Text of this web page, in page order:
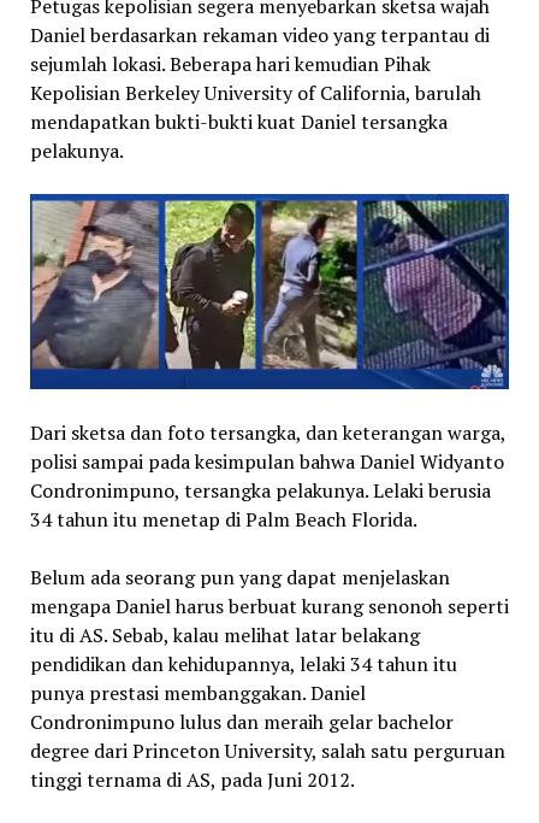
Petugas kepolisian segera menyebarkan sketsa wajah
Daniel berdasarkan rekaman video yang terpantau di
sejumlah lokasi. Beberapa hari kemudian Pihak
Kepolisian Berkeley University of California, barulah
mendapatkan bukti-bukti kuat Daniel tersangka
pelakunya.
Dari sketsa dan foto tersangka, dan keterangan warga,
polisi sampai pada kesimpulan bahwa Daniel Widyanto
Condronimpuno, tersangka pelakunya. Lelaki berusia
34 tahun itu menetap di Palm Beach Florida.
Belum ada seorang pun yang dapat menjelaskan
mengapa Daniel harus berbuat kurang senonoh seperti
itu di AS. Sebab, kalau melihat latar belakang
pendidikan dan kehidupannya, lelaki 34 tahun itu
punya prestasi membanggakan. Daniel
Condronimpuno lulus dan meraih gelar bachelor
degree dari Princeton University, salah satu perguruan
tinggi ternama di AS, pada Juni 2012.